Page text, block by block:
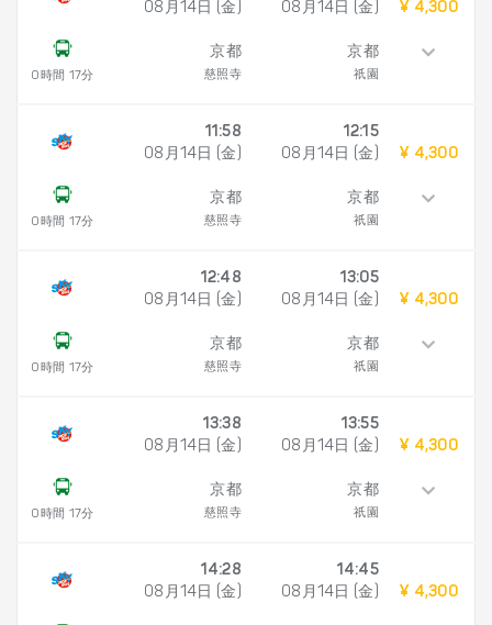
0時間 17分
08月14日 (金)
京都
慈照寺
08月14日 (金)
京都
祇園
¥ 4,300
0時間 17分
11:58
08月14日 (金)
京都
慈照寺
12:15
08月14日 (金)
京都
祇園
¥ 4,300
0時間 17分
12:48
08月14日 (金)
京都
慈照寺
13:05
08月14日 (金)
京都
祇園
¥ 4,300
0時間 17分
13:38
08月14日 (金)
京都
慈照寺
13:55
08月14日 (金)
京都
祇園
¥ 4,300
14:28
08月14日 (金)
14:45
08月14日 (金)
¥ 4,300